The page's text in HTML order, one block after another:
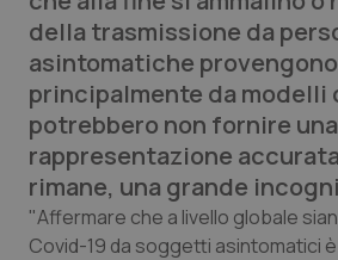
Calabria
Campania
Emilia-Romagna
Friuli Venezia Giulia
Asma & BPCO
Car-T
Colesterolo &
Dermatite Atopica
della trasmissione da
asintomatiche provengono
principalmente da modelli
potrebbero non fornire una
rappresentazione
rimane, una grande
"Affermare che a livello globale
Covid-19 da soggetti asintomatici